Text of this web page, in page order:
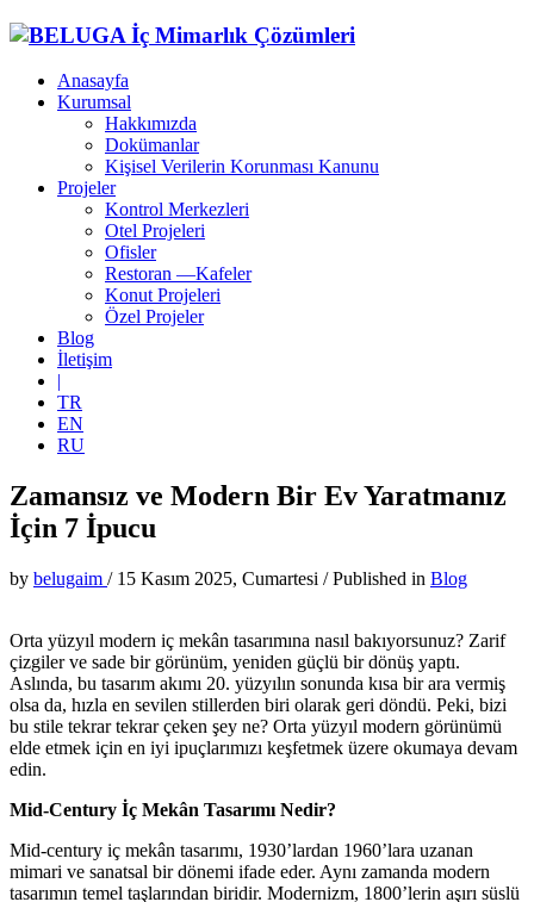
Anasayfa
Kurumsal
Hakkımızda
Dokümanlar
Kişisel Verilerin Korunması Kanunu
Projeler
Kontrol Merkezleri
Otel Projeleri
Ofisler
Restoran —Kafeler
Konut Projeleri
Özel Projeler
Blog
İletişim
|
TR
EN
RU
Zamansız ve Modern Bir Ev Yaratmanız
İçin 7 İpucu
by belugaim / 15 Kasım 2025, Cumartesi /Published in Blog
Orta yüzyıl modern iç mekân tasarımına nasıl bakıyorsunuz? Zarif
çizgiler ve sade bir görünüm, yeniden güçlü bir dönüş yaptı.
Aslında, bu tasarım akımı 20. yüzyılın sonunda kısa bir ara vermiş
olsa da, hızla en sevilen stillerden biri olarak geri döndü. Peki, bizi
bu stile tekrar tekrar çeken şey ne? Orta yüzyıl modern görünümü
elde etmek için en iyi ipuçlarımızı keşfetmek üzere okumaya devam
edin.
Mid-Century İç Mekân Tasarımı Nedir?
Mid-century iç mekân tasarımı, 1930’lardan 1960’lara uzanan
mimari ve sanatsal bir dönemi ifade eder. Aynı zamanda modern
tasarımın temel taşlarından biridir. Modernizm, 1800’lerin aşırı süslü